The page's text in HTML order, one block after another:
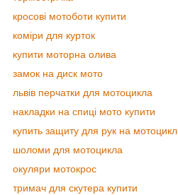
кросові мотоботи купити
коміри для курток
купити моторна олива
замок на диск мото
львів перчатки для мотоцикла
накладки на спиці мото купити
купить защиту для рук на мотоцикл
шоломи для мотоцикла
окуляри мотокрос
тримач для скутера купити